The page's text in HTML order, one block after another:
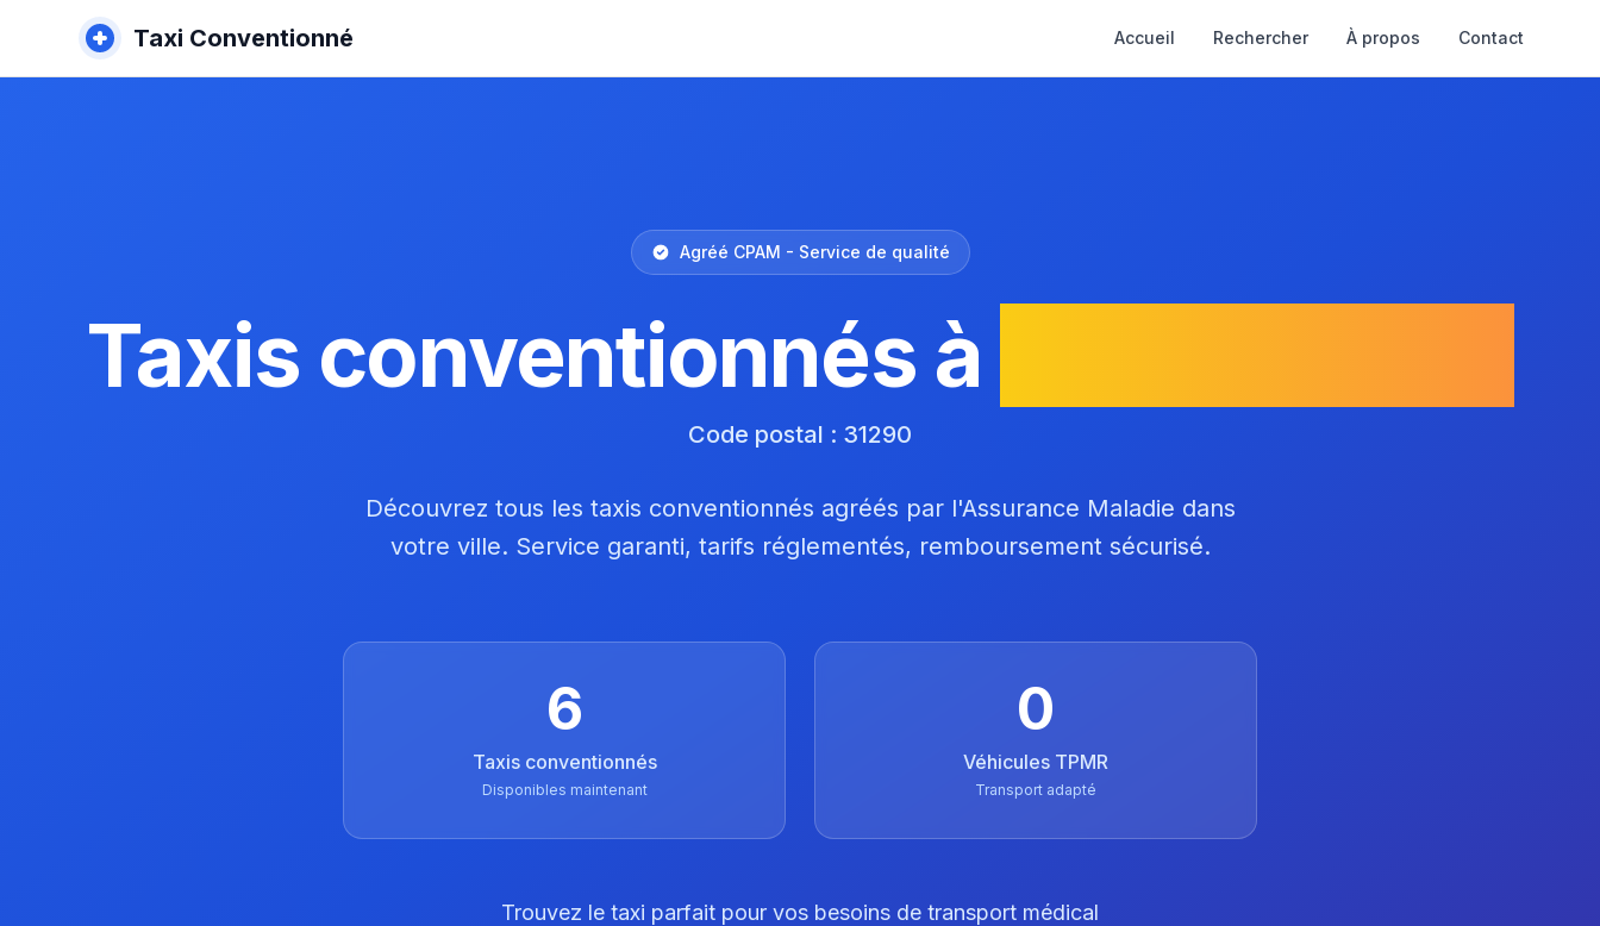
Taxi Conventionné Accueil Rechercher À propos Contact
Agréé CPAM - Service de qualité
Taxis conventionnés à
Code postal : 31290
Découvrez tous les taxis conventionnés agréés par l'Assurance Maladie dans
votre ville. Service garanti, tarifs réglementés, remboursement sécurisé.
6
Taxis conventionnés
Disponibles maintenant
0
Véhicules TPMR
Transport adapté
Trouvez le taxi parfait pour vos besoins de transport médical